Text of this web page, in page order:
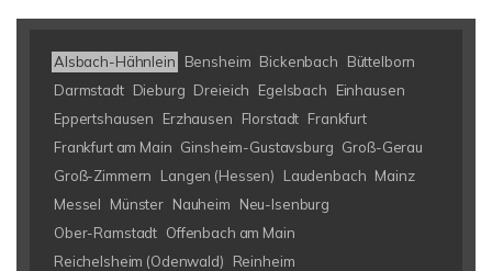
Alsbach-Hähnlein Bensheim Bickenbach
Büttelborn
Darmstadt Dieburg Dreieich Egelsbach
Einhausen
Eppertshausen
Erzhausen Florstadt Frankfurt
Frankfurt am Main Ginsheim-Gustavsburg Groß-Gerau
Groß-Zimmern
Langen (Hessen) Laudenbach Mainz
Messel
Münster Nauheim
Neu-Isenburg
Ober-Ramstadt Offenbach am Main
Reichelsheim (Odenwald)
Reinheim